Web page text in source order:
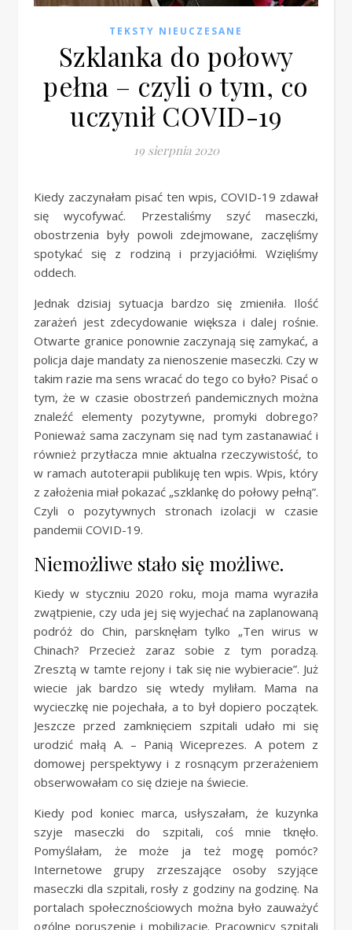
TEKSTY NIEUCZESANE
Szklanka do połowy
pełna – czyli o tym, co
uczynił COVID-19
19 sierpnia 2020
Kiedy zaczynałam pisać ten wpis, COVID-19 zdawał
się wycofywać. Przestaliśmy szyć maseczki,
obostrzenia były powoli zdejmowane, zaczęliśmy
spotykać się z rodziną i przyjaciółmi. Wzięliśmy
oddech.
Jednak dzisiaj sytuacja bardzo się zmieniła. Ilość
zarażeń jest zdecydowanie większa i dalej rośnie.
Otwarte granice ponownie zaczynają się zamykać, a
policja daje mandaty za nienoszenie maseczki. Czy w
takim razie ma sens wracać do tego co było? Pisać o
tym, że w czasie obostrzeń pandemicznych można
znaleźć elementy pozytywne, promyki dobrego?
Ponieważ sama zaczynam się nad tym zastanawiać i
również przytłacza mnie aktualna rzeczywistość, to
w ramach autoterapii publikuję ten wpis. Wpis, który
z założenia miał pokazać „szklankę do połowy pełną”.
Czyli o pozytywnych stronach izolacji w czasie
pandemii COVID-19.
Niemożliwe stało się możliwe.
Kiedy w styczniu 2020 roku, moja mama wyraziła
zwątpienie, czy uda jej się wyjechać na zaplanowaną
podróż do Chin, parsknęłam tylko „Ten wirus w
Chinach? Przecież zaraz sobie z tym poradzą.
Zresztą w tamte rejony i tak się nie wybieracie”. Już
wiecie jak bardzo się wtedy myliłam. Mama na
wycieczkę nie pojechała, a to był dopiero początek.
Jeszcze przed zamknięciem szpitali udało mi się
urodzić małą A. – Panią Wiceprezes. A potem z
domowej perspektywy i z rosnącym przerażeniem
obserwowałam co się dzieje na świecie.
Kiedy pod koniec marca, usłyszałam, że kuzynka
szyje maseczki do szpitali, coś mnie tknęło.
Pomyślałam, że może ja też mogę pomóc?
Internetowe grupy zrzeszające osoby szyjące
maseczki dla szpitali, rosły z godziny na godzinę. Na
portalach społecznościowych można było zauważyć
ogólne poruszenie i mobilizację. Pracownicy szpitali